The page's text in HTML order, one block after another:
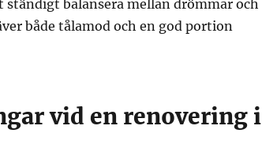
balansera mellan drömmar och
både tålamod och en god portion
vid en renovering i